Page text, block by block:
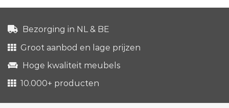
Bezorging in NL & BE
Groot aanbod en lage prijzen
Hoge kwaliteit meubels
10.000+ producten